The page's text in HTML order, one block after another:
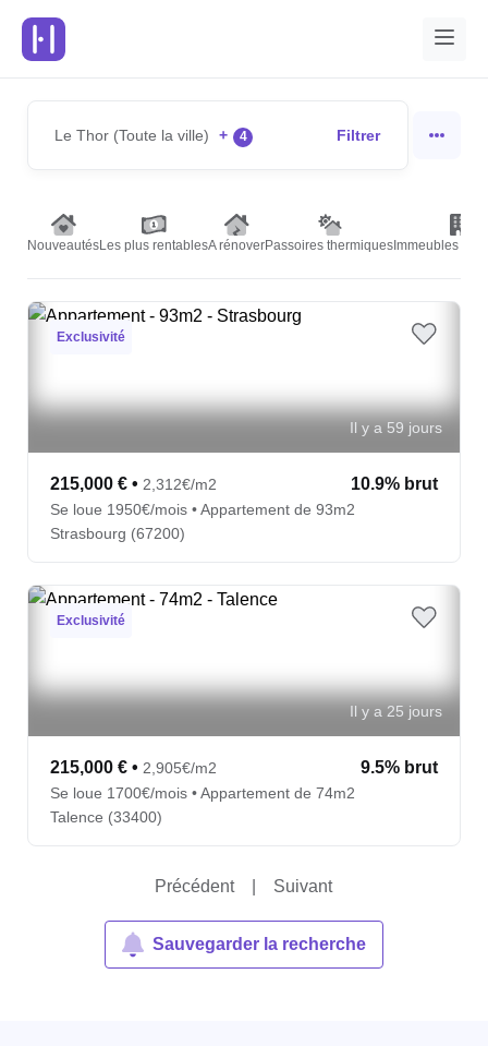
Le Thor (Toute la ville) + 4 Filtrer
NouveautésLes plus rentablesA rénoverPassoires thermiques Immeubles de
Exclusivité
Il y a 59 jours
215,000 € • 2,312€/m2 10.9% brut
Se loue 1950€/mois • Appartement de 93m2
Strasbourg (67200)
Exclusivité
Il y a 25 jours
215,000 € • 2,905€/m2 9.5% brut
Se loue 1700€/mois • Appartement de 74m2
Talence (33400)
Précédent Suivant
Sauvegarder la recherche